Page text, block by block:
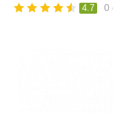
4.7 0